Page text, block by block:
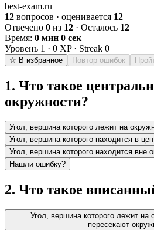
best-exam.ru
12 вопросов · оценивается 12
Отвечено 0 из 12 · Осталось 12
Время: 0 мин 0 сек
Уровень 1 · 0 XP · Streak 0
☆ В избранное Повтор ошибок
1. Что такое
окружности?
Угол, вершина которого лежит на
Угол, вершина которого находится в
Угол, вершина которого находится вне
Нашли ошибку?
2. Что такое
Угол, вершина которого лежит на
пересекают